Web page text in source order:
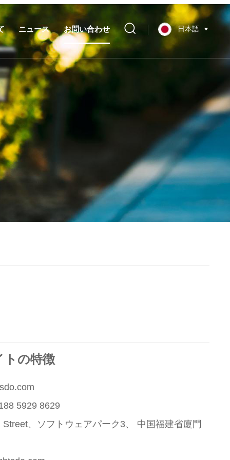
ニュース お問い合わせ 日本語
トの特徴
5929 8629
、ソフトウェアパーク3、 中国福建省廈門